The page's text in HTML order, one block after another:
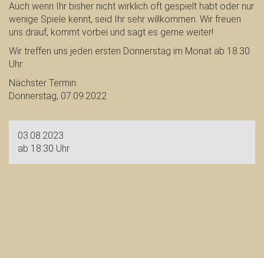
Auch wenn Ihr bisher nicht wirklich oft gespielt habt oder nur
wenige Spiele kennt, seid Ihr sehr willkommen. Wir freuen
uns drauf, kommt vorbei und sagt es gerne weiter!
Wir treffen uns jeden ersten Donnerstag im Monat ab 18.30
Uhr.
Nächster Termin:
Donnerstag, 07.09.2022
03.08.2023
ab 18:30 Uhr